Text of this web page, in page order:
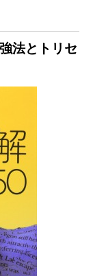
法とトリセ